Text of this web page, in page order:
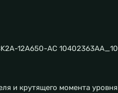
12A650-AC
и крутящего момента уровня